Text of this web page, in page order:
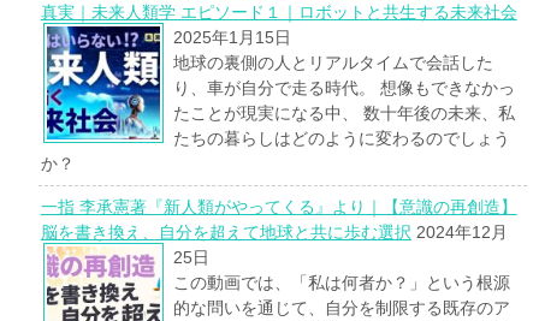
真実｜未来人類学 エピソード１｜ロボットと共生する未来社会
2025年1月15日
地球の裏側の人とリアルタイムで会話した
り、車が自分で走る時代。 想像もできなかっ
たことが現実になる中、 数十年後の未来、私
たちの暮らしはどのように変わるのでしょう
か？
一指 李承憲著『新人類がやってくる』より｜【意識の再創造】
脳を書き換え、自分を超えて地球と共に歩む選択 2024年12月
25日
この動画では、「私は何者か？」という根源
的な問いを通じて、自分を制限する既存のア